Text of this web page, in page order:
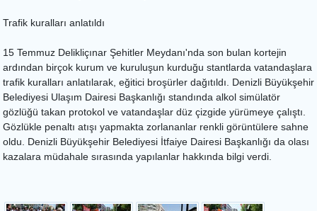
Trafik kuralları anlatıldı
15 Temmuz Delikliçınar Şehitler Meydanı'nda son bulan kortejin
ardından birçok kurum ve kuruluşun kurduğu stantlarda vatandaşlara
trafik kuralları anlatılarak, eğitici broşürler dağıtıldı. Denizli Büyükşehir
Belediyesi Ulaşım Dairesi Başkanlığı standında alkol simülatör
gözlüğü takan protokol ve vatandaşlar düz çizgide yürümeye çalıştı.
Gözlükle penaltı atışı yapmakta zorlananlar renkli görüntülere sahne
oldu. Denizli Büyükşehir Belediyesi İtfaiye Dairesi Başkanlığı da olası
kazalara müdahale sırasında yapılanlar hakkında bilgi verdi.